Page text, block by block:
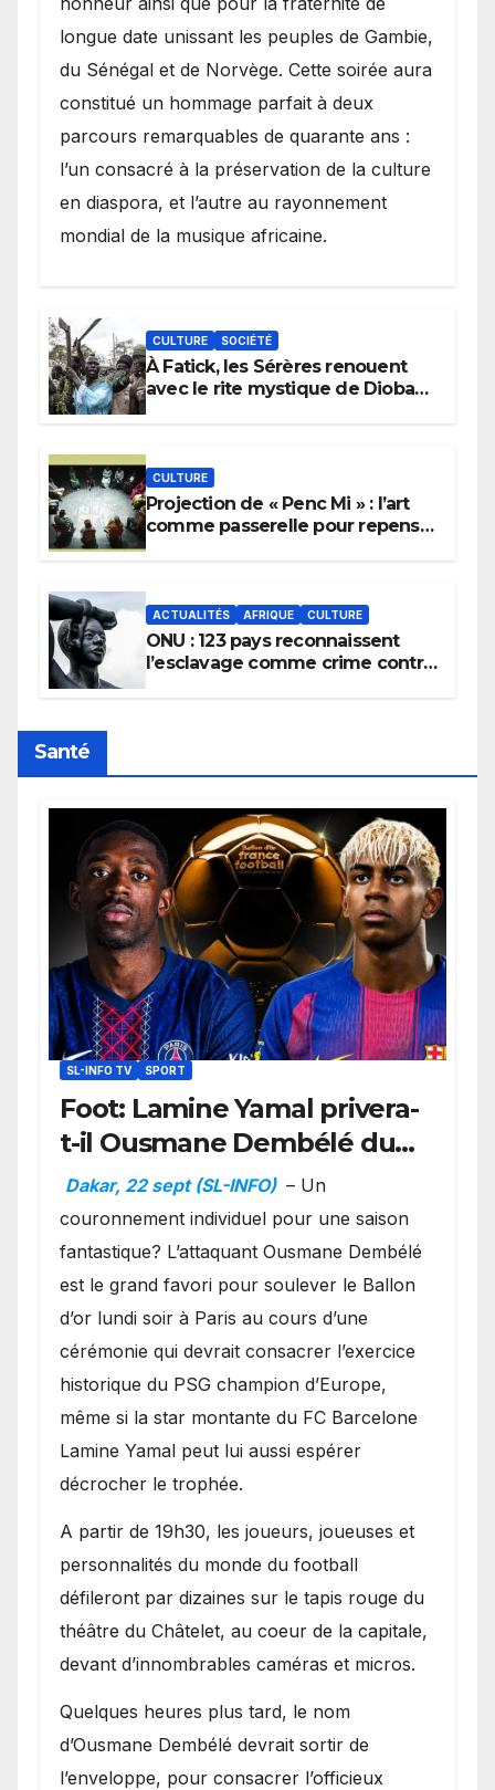
longue date unissant les peuples de Gambie,
du Sénégal et de Norvège. Cette soirée aura
constitué un hommage parfait à deux
parcours remarquables de quarante ans :
l’un consacré à la préservation de la culture
en diaspora, et l’autre au rayonnement
mondial de la musique africaine.
CULTURE SOCIÉTÉ
À Fatick, les Sérères renouent
avec le rite mystique de Diobaye
CULTURE
Projection de « Penc Mi » : l’art
comme passerelle pour repenser
ACTUALITÉS AFRIQUE CULTURE
ONU : 123 pays reconnaissent
l’esclavage comme crime contre
Santé
SL-INFO TV SPORT
Foot: Lamine Yamal privera-
t-il Ousmane Dembélé du
Ballon d’or ?
Dakar, 22 sept (SL-INFO) – Un
couronnement individuel pour une saison
fantastique? L’attaquant Ousmane Dembélé
est le grand favori pour soulever le Ballon
d’or lundi soir à Paris au cours d’une
cérémonie qui devrait consacrer l’exercice
historique du PSG champion d’Europe,
même si la star montante du FC Barcelone
Lamine Yamal peut lui aussi espérer
décrocher le trophée.
A partir de 19h30, les joueurs, joueuses et
personnalités du monde du football
défileront par dizaines sur le tapis rouge du
théâtre du Châtelet, au coeur de la capitale,
devant d’innombrables caméras et micros.
Quelques heures plus tard, le nom
d’Ousmane Dembélé devrait sortir de
l’enveloppe, pour consacrer l’officieux